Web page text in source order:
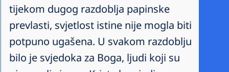
tijekom dugog razdoblja papinske
prevlasti, svjetlost istine nije mogla biti
potpuno ugašena. U svakom razdoblju
bilo je svjedoka za Boga, ljudi koji su